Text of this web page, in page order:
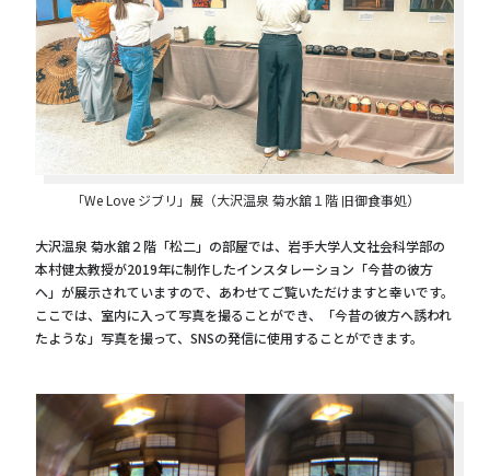
「We Love ジブリ」展（大沢温泉 菊水舘１階 旧御食事処）
大沢温泉 菊水舘２階「松二」の部屋では、岩手大学人文社会科学部の
本村健太教授が2019年に制作したインスタレーション「今昔の彼方
へ」が展示されていますので、あわせてご覧いただけますと幸いです。
ここでは、室内に入って写真を撮ることができ、「今昔の彼方へ誘われ
たような」写真を撮って、SNSの発信に使用することができます。